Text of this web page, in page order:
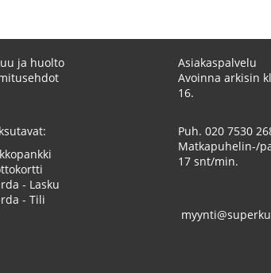
ja huolto
- Lasku
- Tili
Asiakaspalvelu
Avoinna arkisin
16.
Puh. 020 7530
Matkapuhelin-/
17 snt/min.